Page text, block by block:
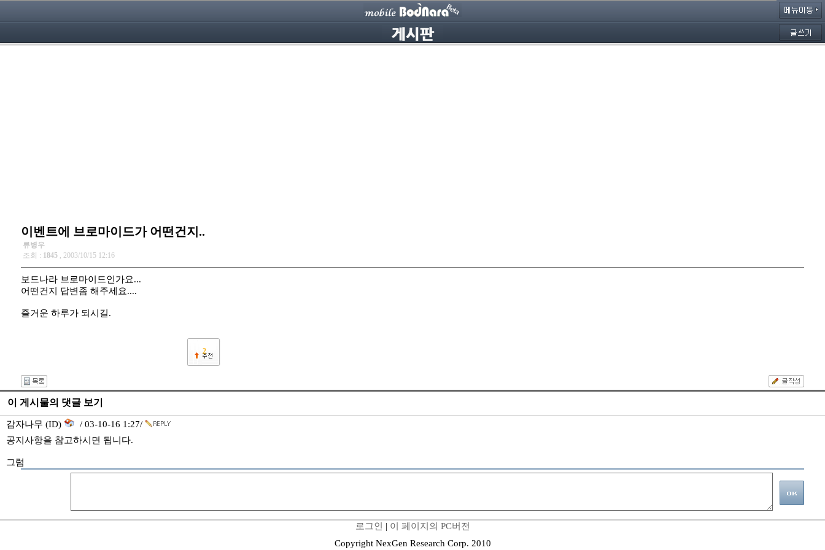
이벤트에 브로마이드가 어떤건지..
류병우
조회 : 1845 , 2003/10/15 12:16
보드나라 브로마이드인가요...
어떤건지 답변좀 해주세요....
즐거운 하루가 되시길.
2
이 게시물의 댓글 보기
감자나무 (ID)
/ 03-10-16 1:27/
공지사항을 참고하시면 됩니다.
그럼
로그인 | 이 페이지의 PC버전
Copyright NexGen Research Corp. 2010